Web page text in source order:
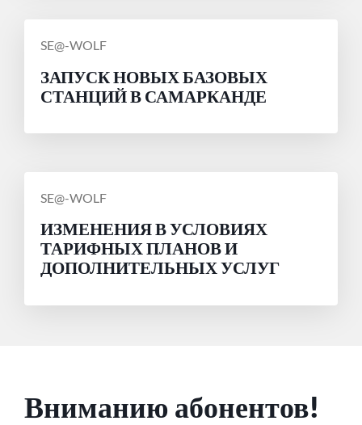
СООБЩЕНИЕ
SE@-WOLF
ЗАПУСК НОВЫХ БАЗОВЫХ
СТАНЦИЙ В САМАРКАНДЕ
СООБЩЕНИЕ
SE@-WOLF
ИЗМЕНЕНИЯ В УСЛОВИЯХ
ТАРИФНЫХ ПЛАНОВ И
ДОПОЛНИТЕЛЬНЫХ УСЛУГ
Вниманию абонентов!